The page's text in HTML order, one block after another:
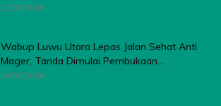
03/08/2026
Wabup Luwu Utara Lepas Jalan Sehat Anti
Mager, Tanda Dimulai Pembukaan...
04/08/2026